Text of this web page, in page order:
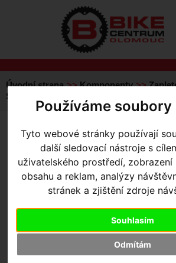
Používáme
Tyto webové stránky používají
další sledovací nástroje s
uživatelského prostředí, zobrazení
obsahu a reklam, analýzy
stránek a zjištění zdroje
Souhlasím
Odmítám
Úvodní strana Komponenty
Silniční
ROVAL RAPIDE CL
Rapide CL II Front
Akce -15 %
Výrobce:
Specialized